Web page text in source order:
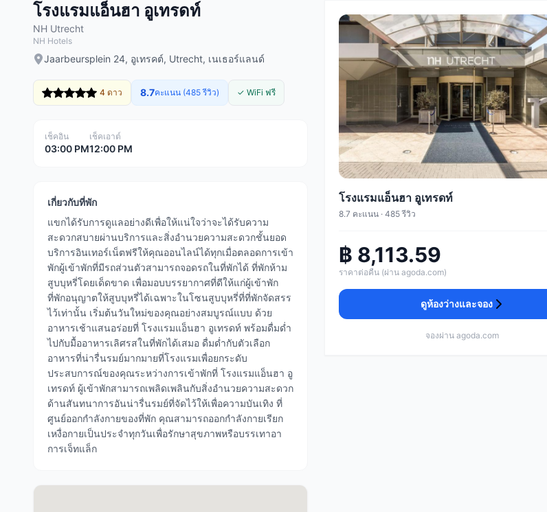
โรงแรมแอ็นฮา อูเทรดท์
NH Utrecht
NH Hotels
Jaarbeursplein 24, อูเทรคต์, Utrecht, เนเธอร์แลนด์
4 ดาว 8.7คะแนน (485 รีวิว) ✓ WiFi ฟรี
เช็คอิน
03:00 PM
เช็คเอาต์
12:00 PM
เกี่ยวกับที่พัก
แขกได้รับการดูแลอย่างดีเพื่อให้แน่ใจว่าจะได้รับความ
สะดวกสบายผ่านบริการและสิ่งอำนวยความสะดวกชั้นยอด
บริการอินเทอร์เน็ตฟรีให้คุณออนไลน์ได้ทุกเมื่อตลอดการเข้า
พักผู้เข้าพักที่มีรถส่วนตัวสามารถจอดรถในที่พักได้ ที่พักห้าม
สูบบุหรี่โดยเด็ดขาด เพื่อมอบบรรยากาศที่ดีให้แก่ผู้เข้าพัก
ที่พักอนุญาตให้สูบบุหรี่ได้เฉพาะในโซนสูบบุหรี่ที่ที่พักจัดสรร
ไว้เท่านั้น เริ่มต้นวันใหม่ของคุณอย่างสมบูรณ์แบบ ด้วย
อาหารเช้าแสนอร่อยที่ โรงแรมแอ็นฮา อูเทรดท์ พร้อมดื่มด่ำ
ไปกับมื้ออาหารเลิศรสในที่พักได้เสมอ ดื่มด่ำกับตัวเลือก
อาหารที่น่ารื่นรมย์มากมายที่โรงแรมเพื่อยกระดับ
ประสบการณ์ของคุณระหว่างการเข้าพักที่ โรงแรมแอ็นฮา อู
เทรดท์ ผู้เข้าพักสามารถเพลิดเพลินกับสิ่งอำนวยความสะดวก
ด้านสันทนาการอันน่ารื่นรมย์ที่จัดไว้ให้เพื่อความบันเทิง ที่
ศูนย์ออกกำลังกายของที่พัก คุณสามารถออกกำลังกายเรียก
เหงื่อกายเป็นประจำทุกวันเพื่อรักษาสุขภาพหรือบรรเทาอา
การเจ็ทแล็ก
โรงแรมแอ็นฮา อูเทรดท์
8.7 คะแนน · 485 รีวิว
฿ 8,113.59
ราคาต่อคืน (ผ่าน agoda.com)
ดูห้องว่างและจอง
จองผ่าน agoda.com